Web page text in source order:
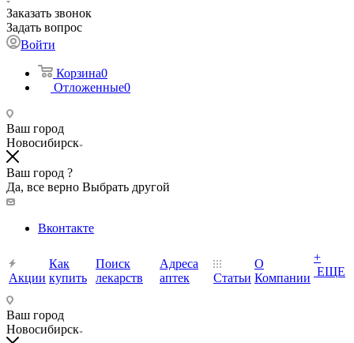
Заказать звонок
Задать вопрос
Войти
Корзина0
Отложенные0
Ваш город
Новосибирск
Ваш город ?
Да, все верно Выбрать другой
Вконтакте
Акции
Как
купить
Поиск
лекарств
Адреса
аптек
Статьи
О
Компании
+
ЕЩЕ
Ваш город
Новосибирск